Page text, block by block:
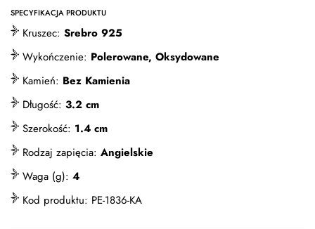
SPECYFIKACJA PRODUKTU
Kruszec: Srebro 925
Wykończenie: Polerowane, Oksydowane
Kamień: Bez Kamienia
Długość: 3.2 cm
Szerokość: 1.4 cm
Rodzaj zapięcia: Angielskie
Waga (g): 4
Kod produktu: PE-1836-KA